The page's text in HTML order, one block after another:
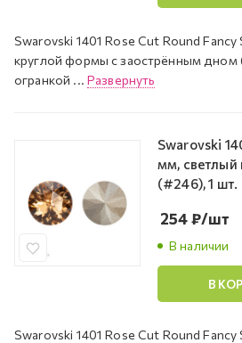
Swarovski 1401 Rose Cut Round
круглой формы с заострённым дном
огранкой ... Развернуть
Swarovski
мм, светлый
(#246), 1 шт.
В наличии
254₽/шт
В
Swarovski 1401 Rose Cut Round